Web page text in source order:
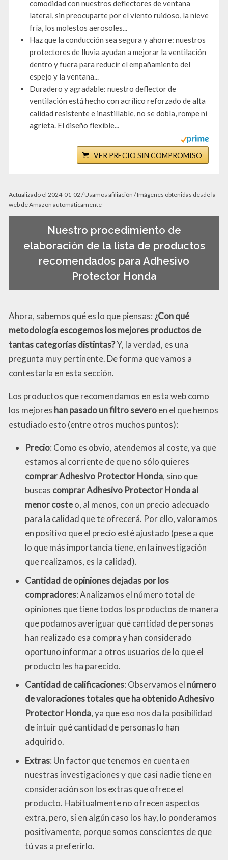
comodidad con nuestros deflectores de ventana
lateral, sin preocuparte por el viento ruidoso, la nieve
fría, los molestos aerosoles...
Haz que la conducción sea segura y ahorre: nuestros
protectores de lluvia ayudan a mejorar la ventilación
dentro y fuera para reducir el empañamiento del
espejo y la ventana...
Duradero y agradable: nuestro deflector de
ventilación está hecho con acrílico reforzado de alta
calidad resistente e inastillable, no se dobla, rompe ni
agrieta. El diseño flexible...
VER PRECIO SIN COMPROMISO
Actualizado el 2024-01-02 / Usamos afiliación / Imágenes obtenidas desde la
web de Amazon automáticamente
Nuestro procedimiento de
elaboración de la lista de productos
recomendados para Adhesivo
Protector Honda
Ahora, sabemos qué es lo que piensas: ¿Con qué
metodología escogemos los mejores productos de
tantas categorías distintas?Y, la verdad, es una
pregunta muy pertinente. De forma que vamos a
contestarla en esta sección.
Los productos que recomendamos en esta web como
los mejores han pasado un filtro severoen el que hemos
estudiado esto (entre otros muchos puntos):
Precio: Como es obvio, atendemos al coste, ya que
estamos al corriente de que no sólo quieres
comprar Adhesivo Protector Honda, sino que
buscas comprar Adhesivo Protector Honda al
menor costeo, al menos, con un precio adecuado
para la calidad que te ofrecerá. Por ello, valoramos
en positivo que el precio esté ajustado (pese a que
lo que más importancia tiene, en la investigación
que realizamos, es la calidad).
Cantidad de opiniones dejadas por los
compradores: Analizamos el número total de
opiniones que tiene todos los productos de manera
que podamos averiguar qué cantidad de personas
han realizado esa compra y han considerado
oportuno informar a otros usuarios de lo que el
producto les ha parecido.
Cantidad de calificaciones: Observamos el número
de valoraciones totales que ha obtenido Adhesivo
Protector Honda, ya que eso nos da la posibilidad
de intuir qué cantidad de personas lo han
adquirido.
Extras: Un factor que tenemos en cuenta en
nuestras investigaciones y que casi nadie tiene en
consideración son los extras que ofrece el
producto. Habitualmente no ofrecen aspectos
extra, pero, si en algún caso los hay, lo ponderamos
positivamente, porque somos conscientes de que
tú vas a preferirlo.